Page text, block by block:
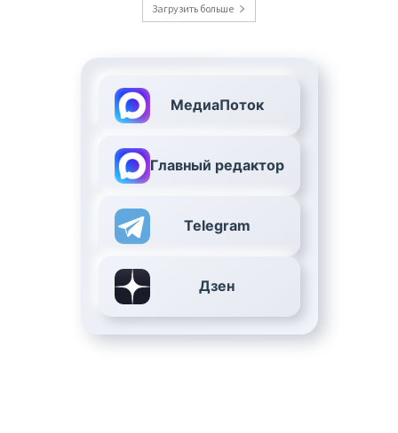
Загрузить больше
МедиаПоток
Главный редактор
Telegram
Дзен